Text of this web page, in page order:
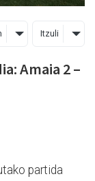
Itzuli
Amaia 2 –
partida